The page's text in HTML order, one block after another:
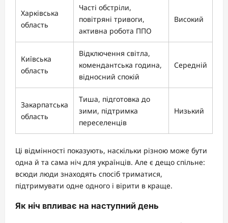
Харківська
область
Часті обстріли,
повітряні тривоги,
активна робота ППО
Високий
Київська
область
Відключення світла,
комендантська година,
відносний спокій
Середній
Закарпатська
область
Тиша, підготовка до
зими, підтримка
переселенців
Низький
Ці відмінності показують, наскільки різною може бути
одна й та сама ніч для українців. Але є дещо спільне:
всюди люди знаходять спосіб триматися,
підтримувати одне одного і вірити в краще.
Як ніч впливає на наступний день